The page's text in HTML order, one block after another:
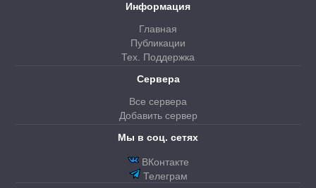
Информация
Главная
Публикации
Тех. Поддержка
Сервера
Все сервера
Добавить сервер
Мы в соц. сетях
ВКонтакте
Телеграм